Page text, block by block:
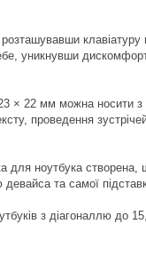
уникнувши
× 22 мм можна носити
проведення
для ноутбука
девайса та самої
з діагоналлю